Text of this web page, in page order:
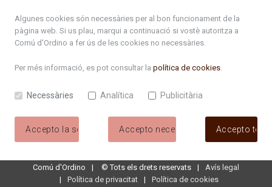
Diada Bateig. Planning Comú Ordino.pdf
Programa_FiraVermut_2026_web.pdf
Setmanes joves 2026_Fullet DIGITAL.pdf
setmanes_joves_2026.pdf
Algunes cookies són necessàries per al bon funcionament de la
pàgina web. Si us plau, marqui a continuació si vostè autoritza a
Comú d'Ordino a fer ús de les cookies no necessàries.
Per més informació, es pot consultar la política de cookies.
Necessàries Analítica Publicitària
Accepto la selecció Accepto necessàries Accepto
Comú d'Ordino ©Tots els drets reservats
Avís legal
Política de privacitat
Política de cookies